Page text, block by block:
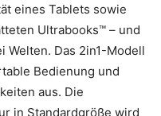
eines Tablets sowie
Ultrabooks™ – und
Welten. Das 2in1-Modell
Bedienung und
aus. Die
in Standardgröße wird